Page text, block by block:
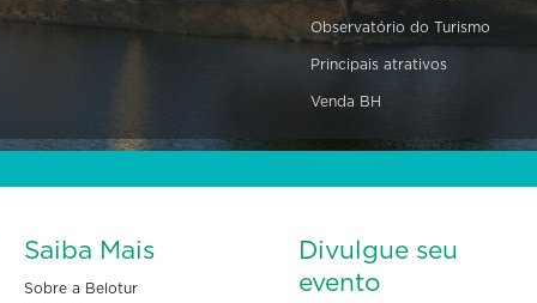
Observatório do Turismo
Principais atrativos
Venda BH
Saiba Mais
Sobre a Belotur
Divulgue seu
evento